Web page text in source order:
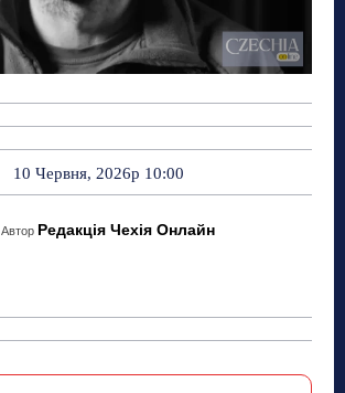
10 Червня, 2026р 10:00
Автор Редакція Чехія Онлайн